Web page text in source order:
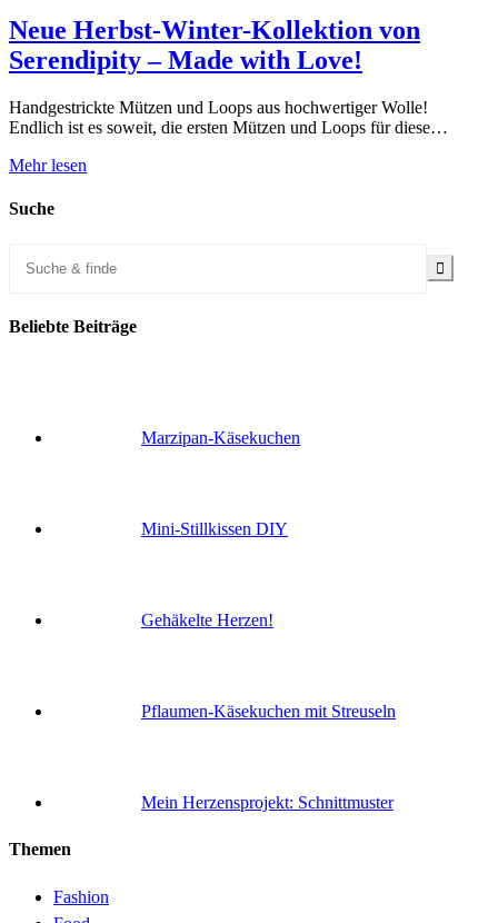
Neue Herbst-Winter-Kollektion von
Serendipity – Made with Love!
Handgestrickte Mützen und Loops aus hochwertiger Wolle!
Endlich ist es soweit, die ersten Mützen und Loops für diese…
Mehr lesen
Suche
Beliebte Beiträge
Marzipan-Käsekuchen
Mini-Stillkissen DIY
Gehäkelte Herzen!
Pflaumen-Käsekuchen mit Streuseln
Mein Herzensprojekt: Schnittmuster
Themen
Fashion